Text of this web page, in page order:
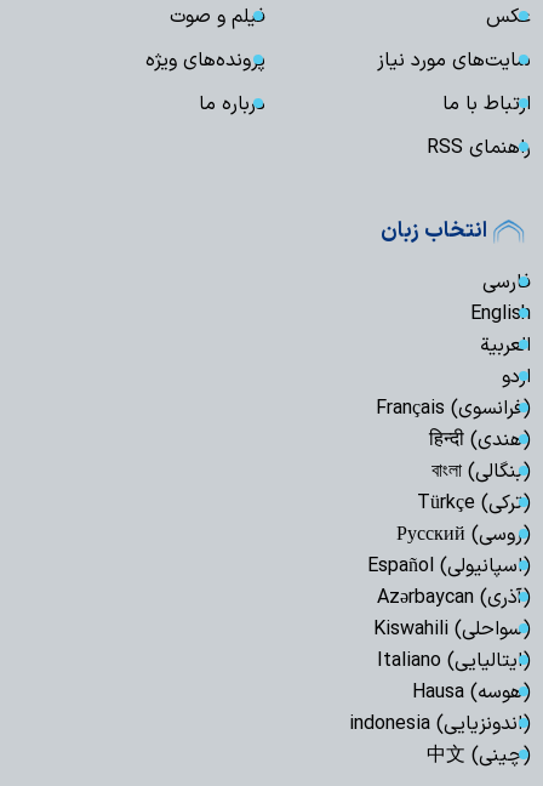
عکس
فیلم و صوت
سایت‌های مورد نیاز
پرونده‌های ویژه
ارتباط با ما
درباره ما
راهنمای RSS
انتخاب زبان
فارسی
English
العربیة
اردو
(فرانسوی) Français
(هندی) हिन्दी
(بنگالی) বাংলা
(ترکی) Türkçe
(روسی) Русский
(اسپانیولی) Español
(آذری) Azərbaycan
(سواحلی) Kiswahili
(ایتالیایی) Italiano
(هوسه) Hausa
(اندونزیایی) indonesia
(چینی) 中文